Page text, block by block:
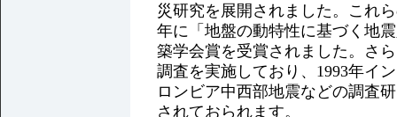
災研究を展開されました。これ
年に「地盤の動特性に基づく地
築学会賞を受賞されました。さ
調査を実施しており、1993年イ
ロンビア中西部地震などの調査
されておられます。